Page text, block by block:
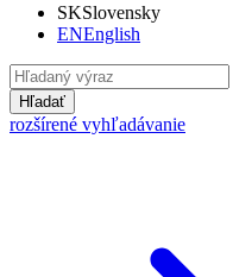
SKSlovensky
ENEnglish
Hľadať
rozšírené vyhľadávanie